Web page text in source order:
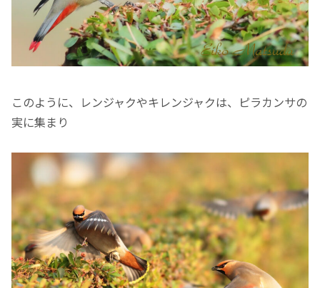
このように、レンジャクやキレンジャクは、ピラカンサの
実に集まり